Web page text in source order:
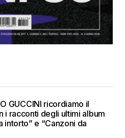
GUCCINI ricordiamo il
i racconti degli ultimi album
intorto” e “Canzoni da